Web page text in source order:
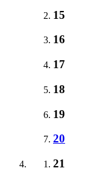
15
16
17
18
19
20
21